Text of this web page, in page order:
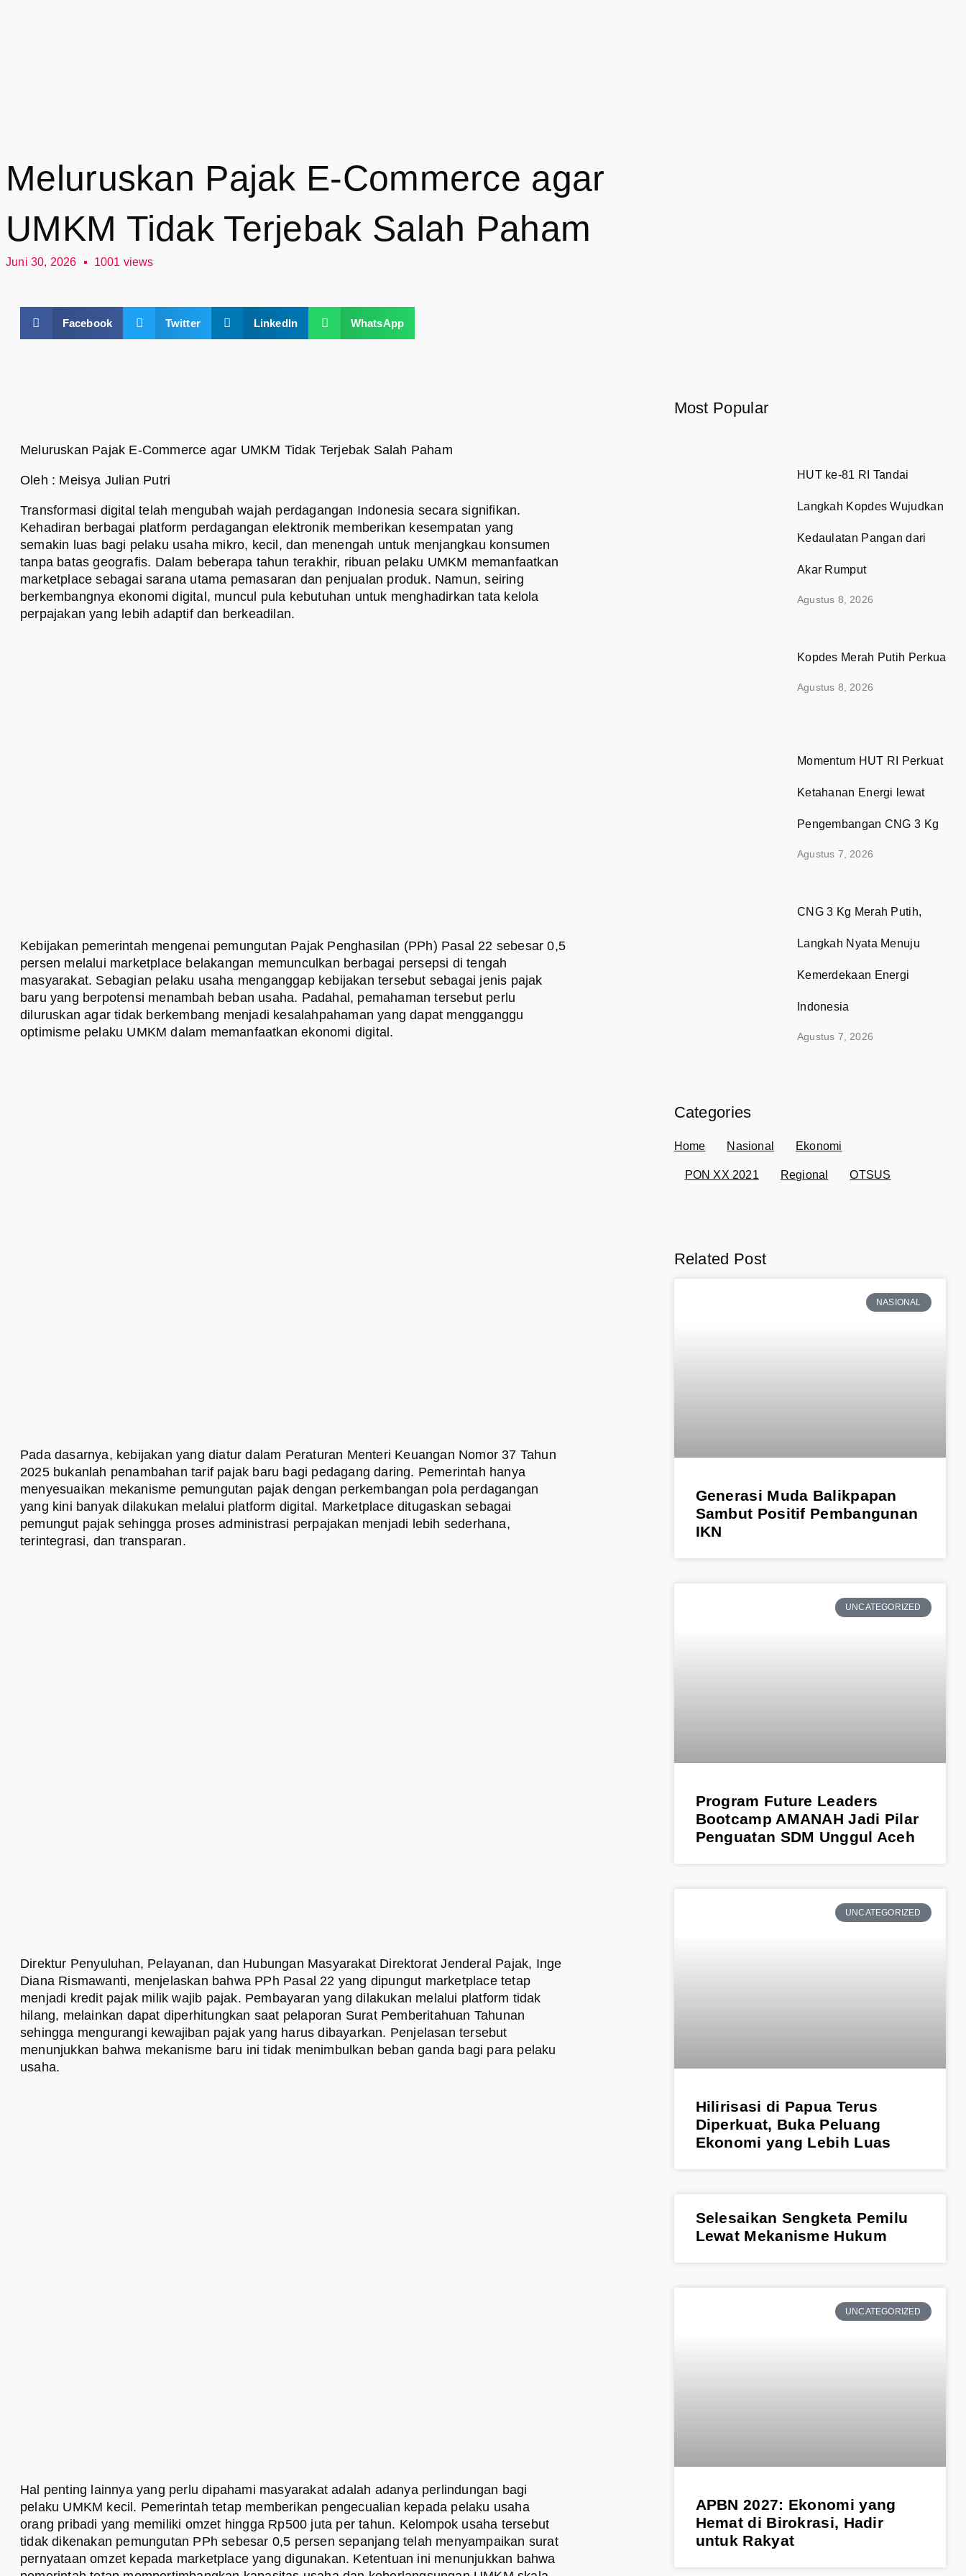
Meluruskan Pajak E-Commerce agar
UMKM Tidak Terjebak Salah Paham
Juni 30, 2026 1001 views
Facebook Twitter LinkedIn WhatsApp
Meluruskan Pajak E-Commerce agar UMKM Tidak Terjebak Salah Paham
Oleh : Meisya Julian Putri
Transformasi digital telah mengubah wajah perdagangan Indonesia secara signifikan.
Kehadiran berbagai platform perdagangan elektronik memberikan kesempatan yang
semakin luas bagi pelaku usaha mikro, kecil, dan menengah untuk menjangkau konsumen
tanpa batas geografis. Dalam beberapa tahun terakhir, ribuan pelaku UMKM memanfaatkan
marketplace sebagai sarana utama pemasaran dan penjualan produk. Namun, seiring
berkembangnya ekonomi digital, muncul pula kebutuhan untuk menghadirkan tata kelola
perpajakan yang lebih adaptif dan berkeadilan.
Kebijakan pemerintah mengenai pemungutan Pajak Penghasilan (PPh) Pasal 22 sebesar 0,5
persen melalui marketplace belakangan memunculkan berbagai persepsi di tengah
masyarakat. Sebagian pelaku usaha menganggap kebijakan tersebut sebagai jenis pajak
baru yang berpotensi menambah beban usaha. Padahal, pemahaman tersebut perlu
diluruskan agar tidak berkembang menjadi kesalahpahaman yang dapat mengganggu
optimisme pelaku UMKM dalam memanfaatkan ekonomi digital.
Pada dasarnya, kebijakan yang diatur dalam Peraturan Menteri Keuangan Nomor 37 Tahun
2025 bukanlah penambahan tarif pajak baru bagi pedagang daring. Pemerintah hanya
menyesuaikan mekanisme pemungutan pajak dengan perkembangan pola perdagangan
yang kini banyak dilakukan melalui platform digital. Marketplace ditugaskan sebagai
pemungut pajak sehingga proses administrasi perpajakan menjadi lebih sederhana,
terintegrasi, dan transparan.
Direktur Penyuluhan, Pelayanan, dan Hubungan Masyarakat Direktorat Jenderal Pajak, Inge
Diana Rismawanti, menjelaskan bahwa PPh Pasal 22 yang dipungut marketplace tetap
menjadi kredit pajak milik wajib pajak. Pembayaran yang dilakukan melalui platform tidak
hilang, melainkan dapat diperhitungkan saat pelaporan Surat Pemberitahuan Tahunan
sehingga mengurangi kewajiban pajak yang harus dibayarkan. Penjelasan tersebut
menunjukkan bahwa mekanisme baru ini tidak menimbulkan beban ganda bagi para pelaku
usaha.
Hal penting lainnya yang perlu dipahami masyarakat adalah adanya perlindungan bagi
pelaku UMKM kecil. Pemerintah tetap memberikan pengecualian kepada pelaku usaha
orang pribadi yang memiliki omzet hingga Rp500 juta per tahun. Kelompok usaha tersebut
tidak dikenakan pemungutan PPh sebesar 0,5 persen sepanjang telah menyampaikan surat
pernyataan omzet kepada marketplace yang digunakan. Ketentuan ini menunjukkan bahwa
Most Popular
HUT ke-81 RI Tandai
Langkah Kopdes Wujudkan
Kedaulatan Pangan dari
Akar Rumput
Agustus 8, 2026
Kopdes Merah Putih Perkuat
Agustus 8, 2026
Momentum HUT RI Perkuat
Ketahanan Energi lewat
Pengembangan CNG 3 Kg
Agustus 7, 2026
CNG 3 Kg Merah Putih,
Langkah Nyata Menuju
Kemerdekaan Energi
Indonesia
Agustus 7, 2026
Categories
Home Nasional Ekonomi
PON XX 2021 Regional OTSUS
Related Post
NASIONAL
Generasi Muda Balikpapan
Sambut Positif Pembangunan
IKN
UNCATEGORIZED
Program Future Leaders
Bootcamp AMANAH Jadi Pilar
Penguatan SDM Unggul Aceh
UNCATEGORIZED
Hilirisasi di Papua Terus
Diperkuat, Buka Peluang
Ekonomi yang Lebih Luas
Selesaikan Sengketa Pemilu
Lewat Mekanisme Hukum
UNCATEGORIZED
APBN 2027: Ekonomi yang
Hemat di Birokrasi, Hadir
untuk Rakyat